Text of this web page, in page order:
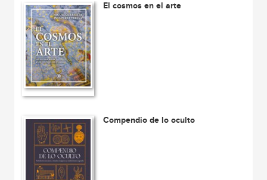
El cosmos en el arte
Compendio de lo oculto